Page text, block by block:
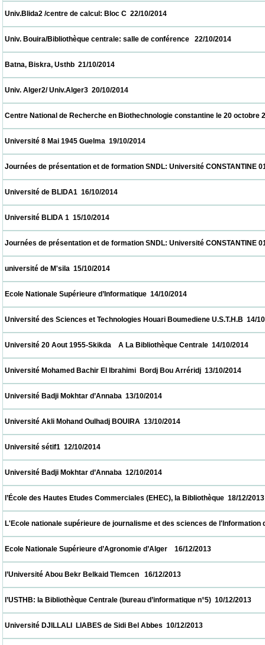
Univ.Blida2 /centre de calcul: Bloc C  22/10/2014
Univ. Bouira/Bibliothèque centrale: salle de conférence   22/10/
Batna, Biskra, Usthb  21/10/2014
Univ. Alger2/ Univ.Alger3  20/10/2014
Centre National de Recherche en Biothechnologie constantine le
Université 8 Mai 1945 Guelma  19/10/2014
Journées de présentation et de formation SNDL: Université
Université de BLIDA1  16/10/2014
Université BLIDA 1  15/10/2014
Journées de présentation et de formation SNDL: Université
université de M'sila  15/10/2014
Ecole Nationale Supérieure d’Informatique  14/10/2014
Université des Sciences et Technologies Houari Boumediene
Université 20 Aout 1955-Skikda    A La Bibliothèque Centrale
Université Mohamed Bachir El Ibrahimi  Bordj Bou Arréridj  13/
Université Badji Mokhtar d’Annaba  13/10/2014
Université Akli Mohand Oulhadj BOUIRA  13/10/2014
Université sétif1  12/10/2014
Université Badji Mokhtar d’Annaba  12/10/2014
l’École des Hautes Etudes Commerciales (EHEC), la
L'Ecole nationale supérieure de journalisme et des sciences de
Ecole Nationale Supérieure d’Agronomie d’Alger    16/12/2013
l’Université Abou Bekr Belkaid Tlemcen   16/12/2013
l’USTHB: la Bibliothèque Centrale (bureau d’informatique n°5)
Université DJILLALI  LIABES de Sidi Bel Abbes  10/12/2013